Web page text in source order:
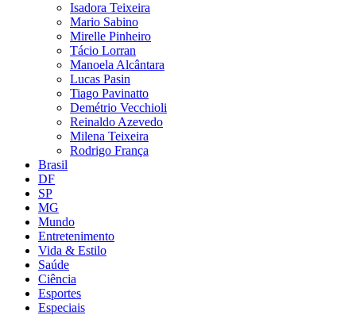
Isadora Teixeira
Mario Sabino
Mirelle Pinheiro
Tácio Lorran
Manoela Alcântara
Lucas Pasin
Tiago Pavinatto
Demétrio Vecchioli
Reinaldo Azevedo
Milena Teixeira
Rodrigo França
Brasil
DF
SP
MG
Mundo
Entretenimento
Vida & Estilo
Saúde
Ciência
Esportes
Especiais